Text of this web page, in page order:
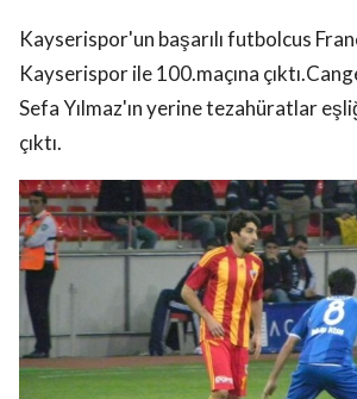
Kayserispor'un başarılı futbolcus
Kayserispor ile 100.maçına
Sefa Yılmaz'ın yerine tezahüratlar
çıktı.